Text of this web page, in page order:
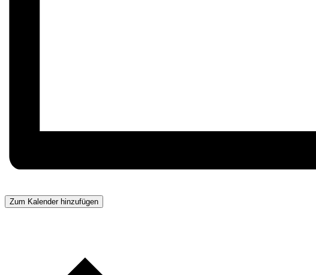
Zum Kalender hinzufügen